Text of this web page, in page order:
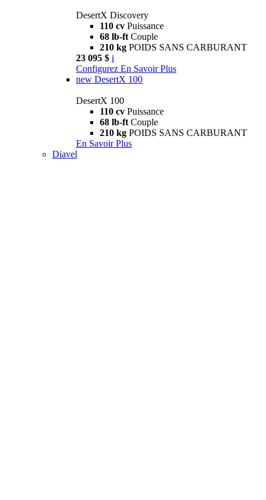
DesertX Discovery
110 cv Puissance
68 lb-ft Couple
210 kg POIDS SANS CARBURANT
23 095 $ i
Configurez En Savoir Plus
new DesertX 100
DesertX 100
110 cv Puissance
68 lb-ft Couple
210 kg POIDS SANS CARBURANT
En Savoir Plus
Diavel